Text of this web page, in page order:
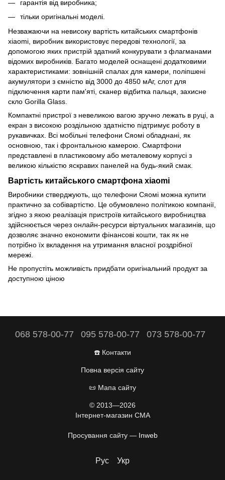
гарантія від виробника;
тільки оригінальні моделі.
Незважаючи на невисоку вартість китайських смартфонів
xiaomi, виробник використовує передові технології, за
допомогою яких пристрій здатний конкурувати з флагманами
відомих виробників. Багато моделей оснащені додатковими
характеристиками: зовнішній спалах для камери, поліпшені
акумулятори з ємністю від 3000 до 4850 мАг, слот для
підключення карти пам'яті , сканер відбитка пальця, захисне
скло Gorilla Glass.
Компактні пристрої з невеликою вагою зручно лежать в руці, а
екран з високою роздільною здатністю підтримує роботу в
рукавичках. Всі мобільні телефони Сяомі обладнані, як
основною, так і фронтальною камерою. Смартфони
представлені в пластиковому або металевому корпусі з
великою кількістю яскравих панелей на будь-який смак.
Вартість китайського смартфона xiaomi
Виробники стверджують, що телефони Сяомі можна купити
практично за собівартістю. Це обумовлено політикою компанії,
згідно з якою реалізація пристроїв китайського виробництва
здійснюється через онлайн-ресурси віртуальних магазинів, що
дозволяє значно економити фінансові кошти, так як не
потрібно їх вкладення на утримання власної роздрібної
мережі.
Не пропустіть можливість придбати оригінальний продукт за
доступною ціною
068 578-00-77 095 578-00-77 073 578-00-77
☎️ Контакти
Повна версія сайту
📜 Мапа сайту
© 2013—2026
Інтернет-магазин CMA
Просування сайту — Inweb
Рус Укр